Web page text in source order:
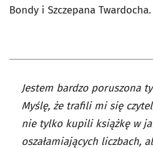
Bondy i Szczepana Twardocha.
Jestem bardzo poruszona
Myślę, że trafili mi się
nie tylko kupili książkę w
oszałamiających liczbach,